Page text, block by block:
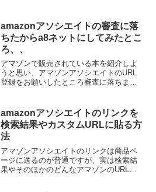
amazonアソシエイトの審査に落
ちたからa8ネットにしてみたとこ
ろ、、
アマゾンで販売されている本を紹介しよ
うと思い、アマゾンアソシエイトのURL
登録をお願いしたところ審査に落ちまし
らいましたが、動揺していてもしょうが
ないので、さっそく解決...
amazonアソシエイトのリンクを
検索結果やカスタムURLに貼る方
法
アマゾンアソシエイトのリンクは商品ペ
ージに送るのが普通ですが、実は検索結
果やそのほかのどんなアマゾンのURLに